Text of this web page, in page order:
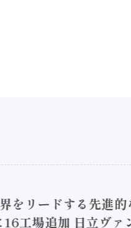
をリードする先進的
工場追加 日立ヴァ